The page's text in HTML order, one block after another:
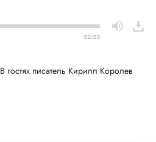
52:23
В гостях писатель Кирилл Королев